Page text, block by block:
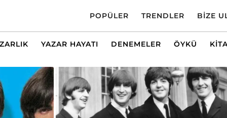
POPÜLER TRENDLER BIZE
YAZAR HAYATI DENEMELER ÖYKÜ